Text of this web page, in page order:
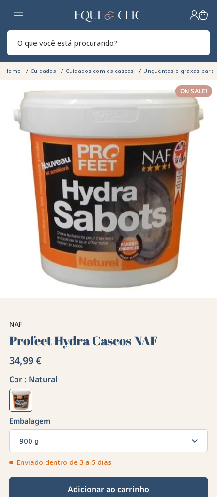
Lar
Home Cuidados Cuidados com os cascos Unguentos e graxas
ON SALE!
NAF
Profeet Hydra Cascos NAF
34,99 €
Cor : Natural
Embalagem
900 g
Enviado dentro de 3 a 5 dias
Adicionar ao carrinho